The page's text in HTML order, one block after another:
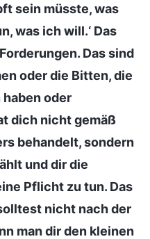
sein müsste, was
was ich will.‘ Das
Das sind
oder die Bitten, die
oder
dich nicht gemäß
behandelt, sondern
und dir die
Pflicht zu tun. Das
nicht nach der
man dir den kleinen